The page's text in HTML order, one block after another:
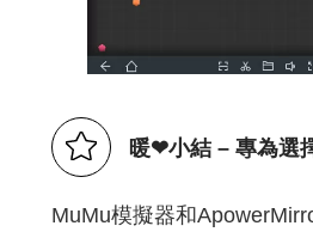
暖❤小結 – 專為選
MuMu模擬器和